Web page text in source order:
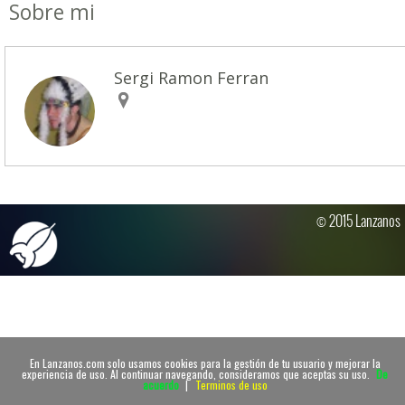
En Lanzanos.com solo usamos cookies para la gestión de tu usuario y mejorar la
experiencia de uso. Al continuar navegando, consideramos que aceptas su uso. De
acuerdo | Terminos de uso
Sobre mi
Sergi Ramon Ferran
© 2015 Lanzanos